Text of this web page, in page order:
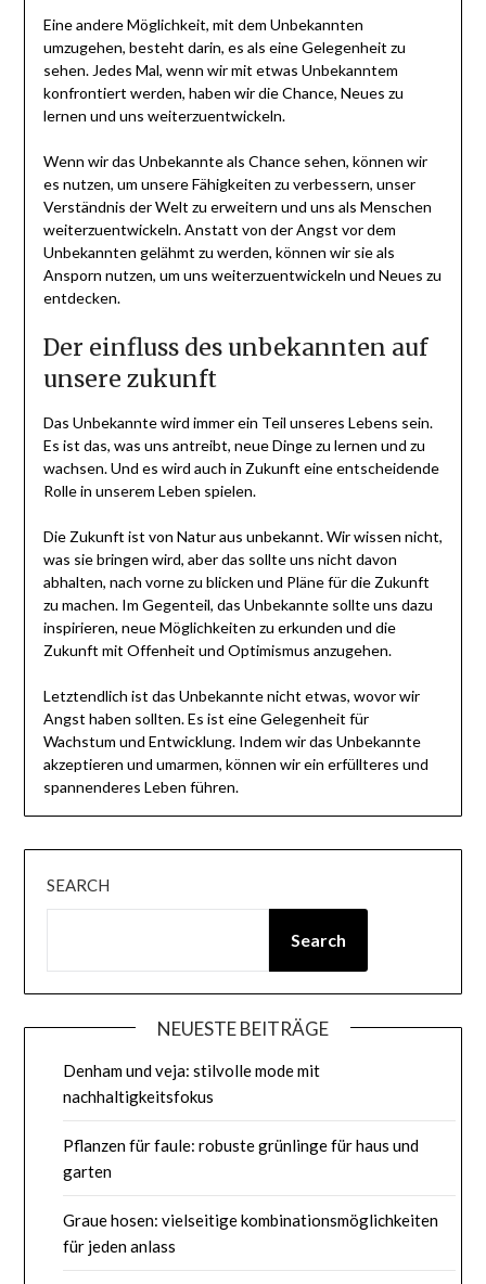
Eine andere Möglichkeit, mit dem Unbekannten
umzugehen, besteht darin, es als eine Gelegenheit zu
sehen. Jedes Mal, wenn wir mit etwas Unbekanntem
konfrontiert werden, haben wir die Chance, Neues zu
lernen und uns weiterzuentwickeln.
Wenn wir das Unbekannte als Chance sehen, können wir
es nutzen, um unsere Fähigkeiten zu verbessern, unser
Verständnis der Welt zu erweitern und uns als Menschen
weiterzuentwickeln. Anstatt von der Angst vor dem
Unbekannten gelähmt zu werden, können wir sie als
Ansporn nutzen, um uns weiterzuentwickeln und Neues zu
entdecken.
Der einfluss des unbekannten auf
unsere zukunft
Das Unbekannte wird immer ein Teil unseres Lebens sein.
Es ist das, was uns antreibt, neue Dinge zu lernen und zu
wachsen. Und es wird auch in Zukunft eine entscheidende
Rolle in unserem Leben spielen.
Die Zukunft ist von Natur aus unbekannt. Wir wissen nicht,
was sie bringen wird, aber das sollte uns nicht davon
abhalten, nach vorne zu blicken und Pläne für die Zukunft
zu machen. Im Gegenteil, das Unbekannte sollte uns dazu
inspirieren, neue Möglichkeiten zu erkunden und die
Zukunft mit Offenheit und Optimismus anzugehen.
Letztendlich ist das Unbekannte nicht etwas, wovor wir
Angst haben sollten. Es ist eine Gelegenheit für
Wachstum und Entwicklung. Indem wir das Unbekannte
akzeptieren und umarmen, können wir ein erfüllteres und
spannenderes Leben führen.
SEARCH
Search
NEUESTE BEITRÄGE
Denham und veja: stilvolle mode mit
nachhaltigkeitsfokus
Pflanzen für faule: robuste grünlinge für haus und
garten
Graue hosen: vielseitige kombinationsmöglichkeiten
für jeden anlass